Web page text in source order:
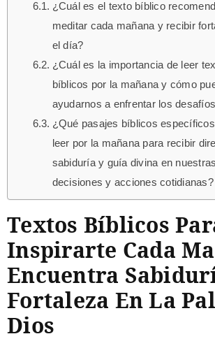
¿Cuál es el texto bíblico
meditar cada mañana y recibir
el día?
¿Cuál es la importancia de leer
bíblicos por la mañana y cómo
ayudarnos a enfrentar los
¿Qué pasajes bíblicos
leer por la mañana para recibir
sabiduría y guía divina en nuestras
decisiones y acciones cotidianas?
Textos Bíblicos
Inspirarte Cada
Encuentra
Fortaleza En La
Dios